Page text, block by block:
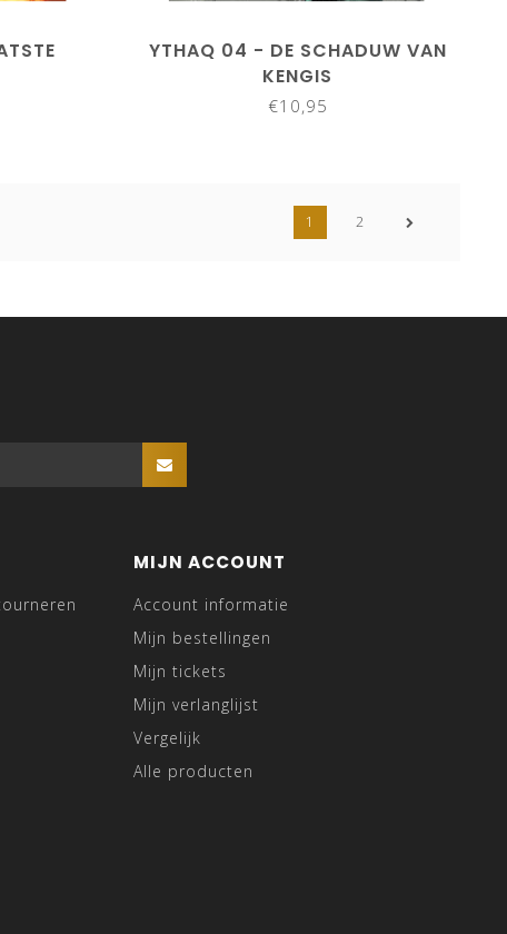
YTHAQ 04 - DE SCHADUW VAN
KENGIS
€10,95
1 2
MIJN ACCOUNT
Account informatie
Mijn bestellingen
Mijn tickets
Mijn verlanglijst
Vergelijk
Alle producten